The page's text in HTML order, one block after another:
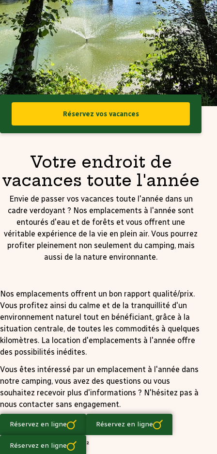
Réservez en ligne Réservez en ligne
Réservez en ligne
Réservez vos vacances
Votre endroit de
vacances toute l'année
Envie de passer vos vacances toute l'année dans un
cadre verdoyant ? Nos emplacements à l'année sont
entourés d'eau et de forêts et vous offrent une
véritable expérience de la vie en plein air. Vous pourrez
profiter pleinement non seulement du camping, mais
aussi de la nature environnante.
Nos emplacements offrent un bon rapport qualité/prix.
Vous profitez ainsi du calme et de la tranquillité d'un
environnement naturel tout en bénéficiant, grâce à la
situation centrale, de toutes les commodités à quelques
kilomètres. La location d'emplacements à l'année offre
des possibilités inédites.
Vous êtes intéressé par un emplacement à l'année dans
notre camping, vous avez des questions ou vous
souhaitez recevoir plus d'informations ? N'hésitez pas à
nous contacter sans engagement.
Équipements
Surface 120 - 180 m²